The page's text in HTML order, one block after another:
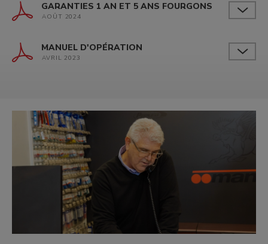
GARANTIES 1 AN ET 5 ANS FOURGONS
AOÛT 2024
MANUEL D'OPÉRATION
AVRIL 2023